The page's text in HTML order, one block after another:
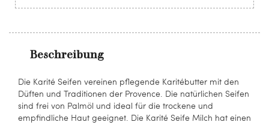
Beschreibung
Die Karité Seifen vereinen pflegende Karitébutter mit den
Düften und Traditionen der Provence. Die natürlichen Seifen
sind frei von Palmöl und ideal für die trockene und
empfindliche Haut geeignet. Die Karité Seife Milch hat einen